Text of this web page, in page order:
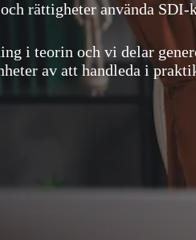
rättigheter använda SDI-
i teorin och vi delar
av att handleda i